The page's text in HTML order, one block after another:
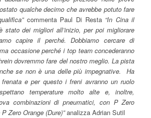
qualche decimo che avrebbe potuto fare
commenta Paul Di Resta “In Cina il
stato dei migliori all’inizio, per poi migliorare
capire il perché. Dobbiamo cercare di
occasione perché i top team concederanno
dovremmo fare del nostro meglio. La pista
se non è una delle più impegnative. Ha
e per questo i freni avranno un ruolo
temperature molto alte e, inoltre,
combinazioni di pneumatici, con P Zero
Zero Orange (Dure)”analizza Adrian Sutil